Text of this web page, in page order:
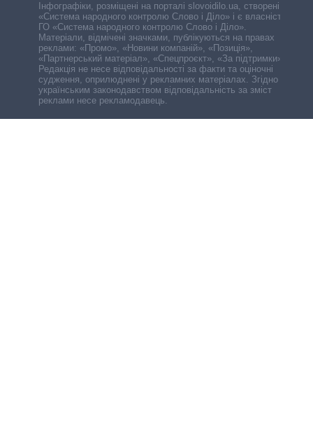
Інфографіки, розміщені на порталі slovoidilo.ua, створені ГО
«Система народного контролю Слово і Діло» і є власністю
ГО «Система народного контролю Слово і Діло».
Матеріали, відмічені значками, публікуються на правах
реклами: «Промо», «Новини компаній», «Позиція»,
«Партнерський матеріал», «Спецпроєкт», «За підтримки».
Редакція не несе відповідальності за факти та оціночні
судження, оприлюднені у рекламних матеріалах. Згідно з
українським законодавством відповідальність за зміст
реклами несе рекламодавець.